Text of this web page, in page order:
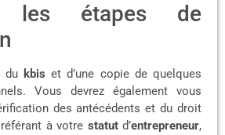
les étapes de
du kbis et d’une copie de quelques
Vous devrez également vous
des antécédents et du droit
à votre statutd’entrepreneur,